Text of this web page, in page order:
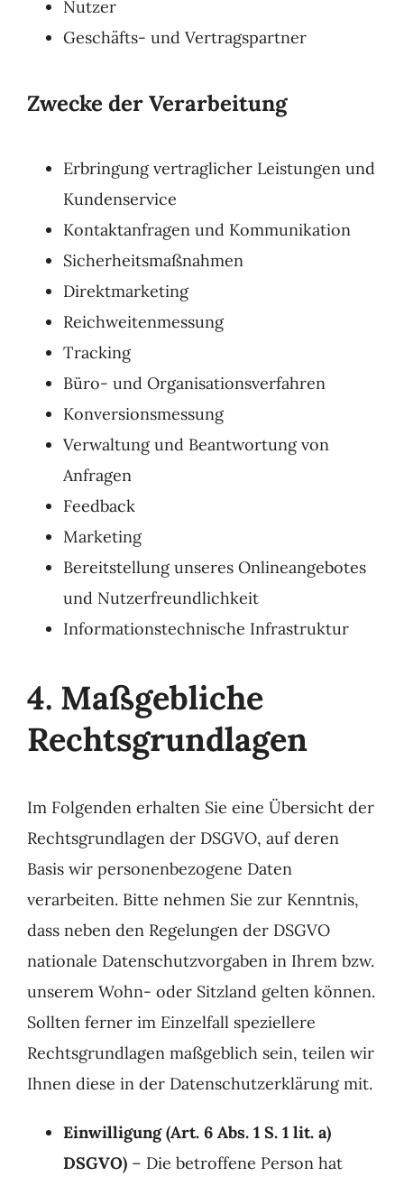
Nutzer
Geschäfts- und Vertragspartner
Zwecke der Verarbeitung
Erbringung vertraglicher Leistungen und
Kundenservice
Kontaktanfragen und Kommunikation
Sicherheitsmaßnahmen
Direktmarketing
Reichweitenmessung
Tracking
Büro- und Organisationsverfahren
Konversionsmessung
Verwaltung und Beantwortung von
Anfragen
Feedback
Marketing
Bereitstellung unseres Onlineangebotes
und Nutzerfreundlichkeit
Informationstechnische Infrastruktur
4. Maßgebliche
Rechtsgrundlagen
Im Folgenden erhalten Sie eine Übersicht der
Rechtsgrundlagen der DSGVO, auf deren
Basis wir personenbezogene Daten
verarbeiten. Bitte nehmen Sie zur Kenntnis,
dass neben den Regelungen der DSGVO
nationale Datenschutzvorgaben in Ihrem bzw.
unserem Wohn- oder Sitzland gelten können.
Sollten ferner im Einzelfall speziellere
Rechtsgrundlagen maßgeblich sein, teilen wir
Ihnen diese in der Datenschutzerklärung mit.
Einwilligung (Art. 6 Abs. 1 S. 1 lit. a)
DSGVO) – Die betroffene Person hat